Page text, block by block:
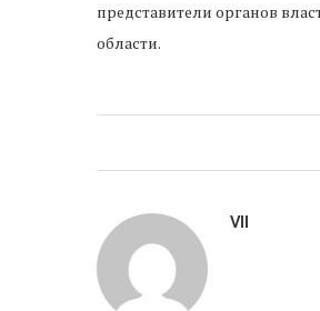
представители органов
области.
VII